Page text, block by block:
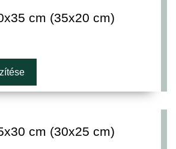
cm (35x20 cm)
cm (30x25 cm)